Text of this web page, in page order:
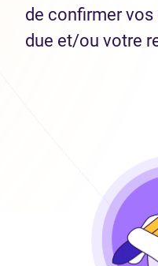
de confirmer
due et/ou votre